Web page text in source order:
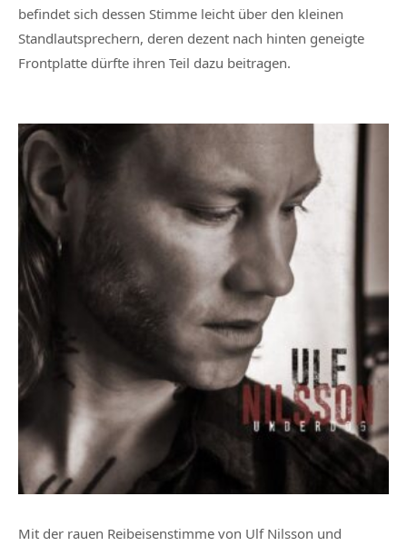
befindet sich dessen Stimme leicht über den kleinen
Standlautsprechern, deren dezent nach hinten geneigte
Frontplatte dürfte ihren Teil dazu beitragen.
Mit der rauen Reibeisenstimme von Ulf Nilsson und